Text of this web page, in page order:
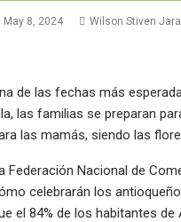
May 8, 2024 Wilson Stiven
de las fechas más
las familias se preparan
las mamás, siendo las
Federación Nacional de
celebrarán los
el 84% de los habitantes